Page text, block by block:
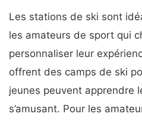
Les stations de ski sont
les amateurs de sport qui
personnaliser leur
offrent des camps de ski
jeunes peuvent apprendre
s’amusant. Pour les